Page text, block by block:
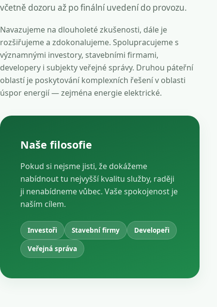
včetně dozoru až po finální uvedení do provozu.
Navazujeme na dlouholeté zkušenosti, dále je
rozšiřujeme a zdokonalujeme. Spolupracujeme s
významnými investory, stavebními firmami,
developery i subjekty veřejné správy. Druhou páteřní
oblastí je poskytování komplexních řešení v oblasti
úspor energií — zejména energie elektrické.
Naše filosofie
Pokud si nejsme jisti, že dokážeme
nabídnout tu nejvyšší kvalitu služby, raději
ji nenabídneme vůbec. Vaše spokojenost je
naším cílem.
Investoři Stavební firmy
Developeři
Veřejná správa